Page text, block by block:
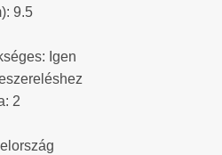
9.5
Igen
2